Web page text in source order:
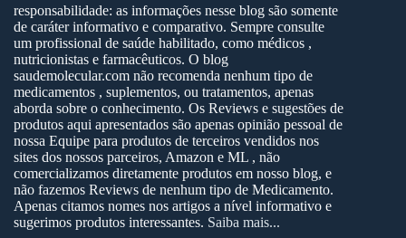
responsabilidade: as informações nesse blog são somente
de caráter informativo e comparativo. Sempre consulte
um profissional de saúde habilitado, como médicos ,
nutricionistas e farmacêuticos. O blog
saudemolecular.com não recomenda nenhum tipo de
medicamentos , suplementos, ou tratamentos, apenas
aborda sobre o conhecimento. Os Reviews e sugestões de
produtos aqui apresentados são apenas opinião pessoal de
nossa Equipe para produtos de terceiros vendidos nos
sites dos nossos parceiros, Amazon e ML , não
comercializamos diretamente produtos em nosso blog, e
não fazemos Reviews de nenhum tipo de Medicamento.
Apenas citamos nomes nos artigos a nível informativo e
sugerimos produtos interessantes. Saiba mais...